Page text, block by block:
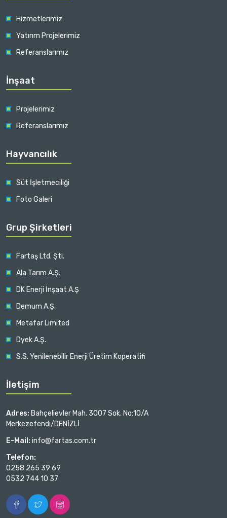
Hizmetlerimiz
Yatırım Projelerimiz
Referanslarımız
İnşaat
Projelerimiz
Referanslarımız
Hayvancılık
Süt İşletmeciliği
Foto Galeri
Grup Şirketleri
Fartaş Ltd. Şti.
Ala Tarım A.Ş.
DK Enerji İnşaat A.Ş
Demum A.Ş.
Metafar Limited
Dyek A.Ş.
S.S. Yenilenebilir Enerji Üretim Koperatifi
İletişim
Adres: Bahçelievler Mah. 3007 Sok. No:10/A
Merkezefendi/DENİZLİ
E-Mail: info@fartas.com.tr
Telefon:
0258 265 39 69
0532 744 10 37